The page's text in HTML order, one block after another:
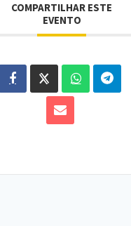
COMPARTILHAR ESTE
EVENTO